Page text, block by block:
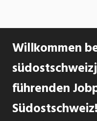
Willkommen
führenden
Südostschweiz!